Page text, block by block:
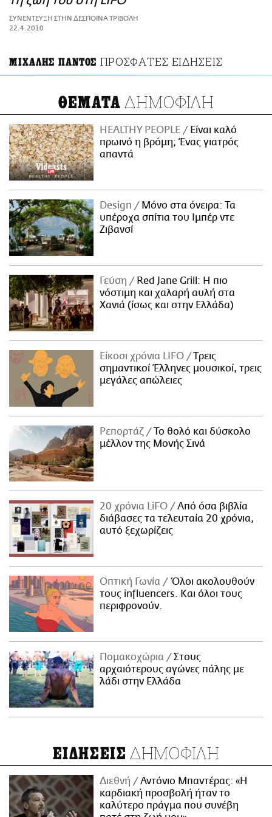
ΑΜΠΑ
PRINT
ΣΥΝΕΝΤΕΥΞΗ ΣΤΗΝ ΔΕΣΠΟΙΝΑ ΤΡΙΒΟΛΗ
22.4.2010
ΜΙΧΑΛΗΣ ΠΑΝΤΟΣ ΠΡΟΣΦΑΤΕΣ ΕΙΔΗΣΕΙΣ
ΘΕΜΑΤΑ ΔΗΜΟΦΙΛΗ
HEALTHY PEOPLE
Είναι καλό
πρωινό η βρόμη; Ένας γιατρός
απαντά
Design
Μόνο στα όνειρα: Τα
υπέροχα σπίτια του Ιμπέρ ντε
Ζιβανσί
Γεύση
Red Jane Grill: Η πιο
νόστιμη και χαλαρή αυλή στα
Χανιά (ίσως και στην Ελλάδα)
Είκοσι χρόνια LIFO
Tρεις
σημαντικοί Έλληνες μουσικοί, τρεις
μεγάλες απώλειες
Ρεπορτάζ
Το θολό και δύσκολο
μέλλον της Μονής Σινά
20 χρόνια LiFO
Από όσα βιβλία
διάβασες τα τελευταία 20 χρόνια,
αυτό ξεχωρίζεις
Οπτική Γωνία
Όλοι ακολουθούν
τους influencers. Και όλοι τους
περιφρονούν.
Πομακοχώρια
Στους
αρχαιότερους αγώνες πάλης με
λάδι στην Ελλάδα
ΕΙΔΗΣΕΙΣ ΔΗΜΟΦΙΛΗ
Διεθνή
Αντόνιο Μπαντέρας: «Η
καρδιακή προσβολή ήταν το
καλύτερο πράγμα που συνέβη